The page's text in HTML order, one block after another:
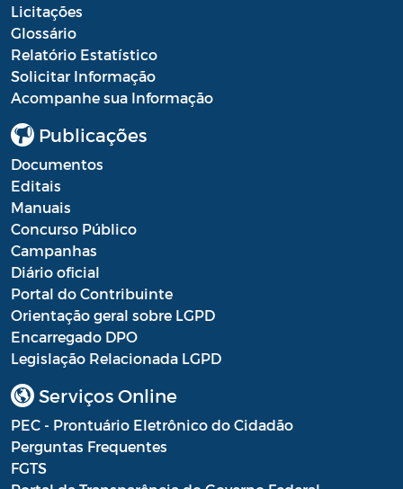
Licitações
Glossário
Relatório Estatístico
Solicitar Informação
Acompanhe sua Informação
Publicações
Documentos
Editais
Manuais
Concurso Público
Campanhas
Diário oficial
Portal do Contribuinte
Orientação geral sobre LGPD
Encarregado DPO
Legislação Relacionada LGPD
Serviços Online
PEC - Prontuário Eletrônico do Cidadão
Perguntas Frequentes
FGTS